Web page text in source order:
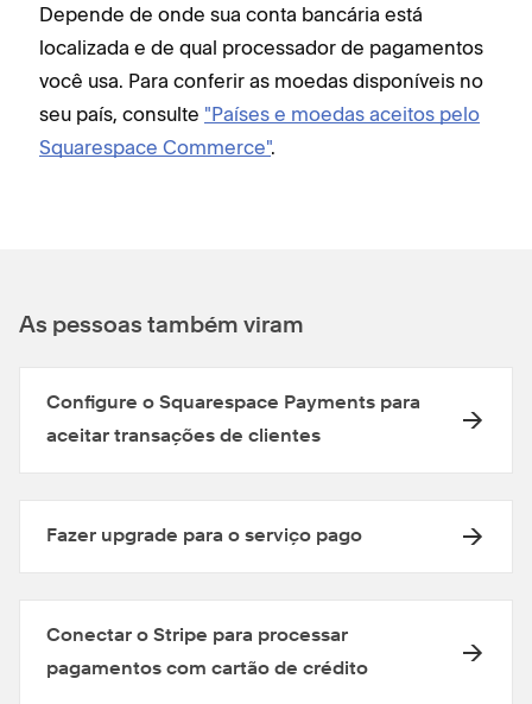
Depende de onde sua conta bancária está
localizada e de qual processador de pagamentos
você usa. Para conferir as moedas disponíveis no
seu país, consulte "Países e moedas aceitos pelo
Squarespace Commerce".
As pessoas também viram
Configure o Squarespace Payments para
aceitar transações de clientes
Fazer upgrade para o serviço pago
Conectar o Stripe para processar
pagamentos com cartão de crédito